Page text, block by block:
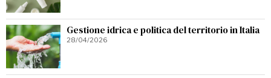
Gestione idrica e politica del territorio in Italia
28/04/2026